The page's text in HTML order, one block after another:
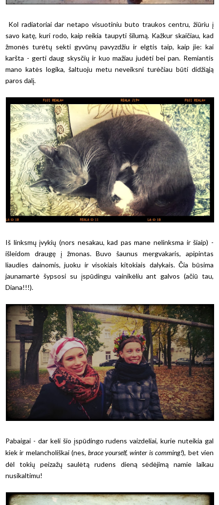
Kol radiatoriai dar netapo visuotiniu buto traukos centru, žiūriu į
savo katę, kuri rodo, kaip reikia taupyti šilumą. Kažkur skaičiau, kad
žmonės turėtų sekti gyvūnų pavyzdžiu ir elgtis taip, kaip jie: kai
karšta - gerti daug skysčių ir kuo mažiau judėti bei pan. Remiantis
mano katės logika, šaltuoju metu neveiksni turėčiau būti didžiąją
paros dalį.
Iš linksmų įvykių (nors nesakau, kad pas mane nelinksma ir šiaip) -
išleidom draugę į žmonas. Buvo šaunus mergvakaris, apipintas
liaudies dainomis, juoku ir visokiais kitokiais dalykais. Čia būsima
jaunamartė šypsosi su įspūdingu vainikėliu ant galvos (ačiū tau,
Diana!!!).
Pabaigai - dar keli šio įspūdingo rudens vaizdeliai, kurie nuteikia gal
kiek ir melancholiškai (nes, brace yourself, winter is comming!), bet vien
dėl tokių peizažų saulėtą rudens dieną sėdėjimą namie laikau
nusikaltimu!